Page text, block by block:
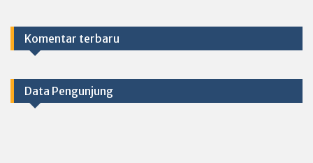
Komentar terbaru
Data Pengunjung